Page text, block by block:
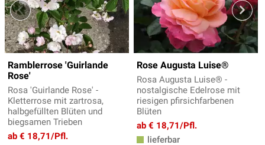
Ramblerrose 'Guirlande
Rose'
Rosa 'Guirlande Rose' -
Kletterrose mit zartrosa,
halbgefüllten Blüten und
biegsamen Trieben
ab € 18,71/Pfl.
Rose Augusta Luise®
Rosa Augusta Luise® -
nostalgische Edelrose mit
riesigen pfirsichfarbenen
Blüten
ab € 18,71/Pfl.
lieferbar